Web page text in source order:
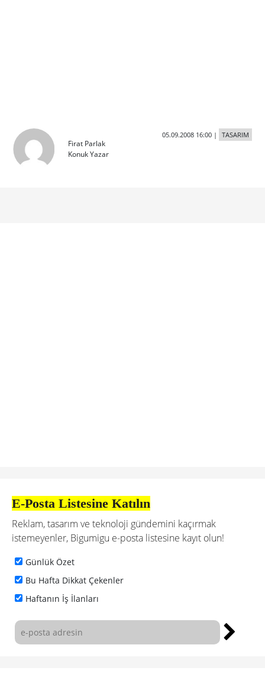
Firat Parlak
Konuk Yazar
05.09.2008 16:00| TASARIM
E-Posta Listesine Katılın
Reklam, tasarım ve teknoloji gündemini kaçırmak
istemeyenler, Bigumigu e-posta listesine kayıt olun!
Günlük Özet
Bu Hafta Dikkat Çekenler
Haftanın İş İlanları